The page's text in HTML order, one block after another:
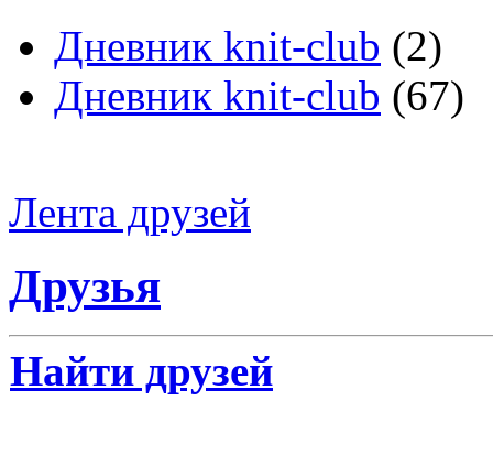
Дневник knit-club (2)
Дневник knit-club (67)
Лента друзей
Друзья
Найти друзей